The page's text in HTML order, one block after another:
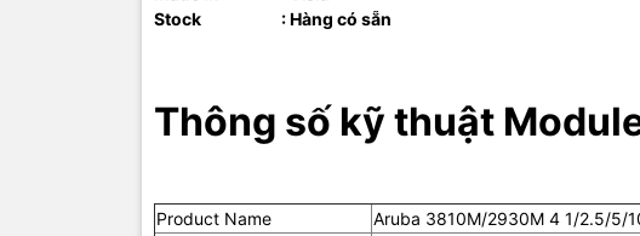
Stock : Hàng có sẵn
Thông số kỹ thuật
Product Name
Aruba 3810M/2930M 4 1/2.5/5/